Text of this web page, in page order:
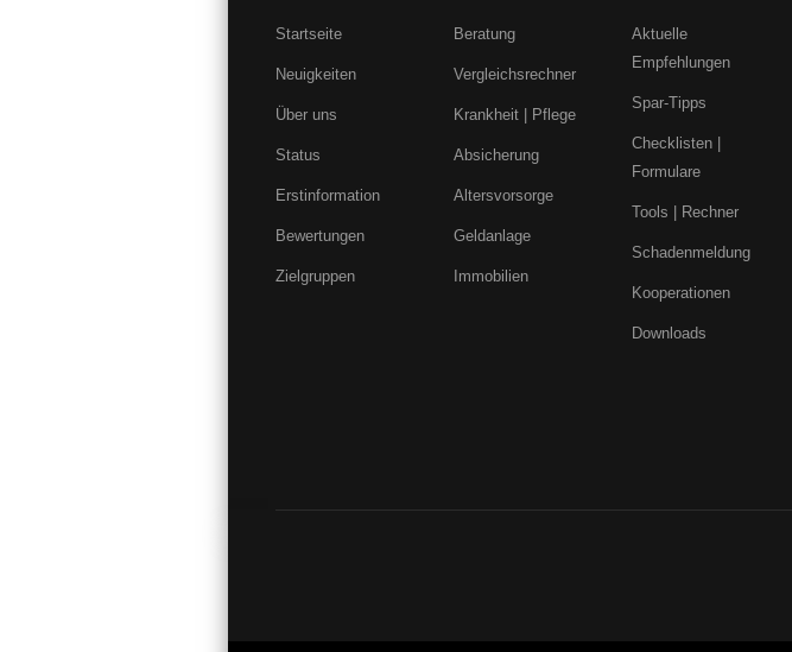
Startseite
Neuigkeiten
Über uns
Status
Erstinformation
Bewertungen
Zielgruppen
Beratung
Vergleichsrechner
Krankheit | Pflege
Absicherung
Altersvorsorge
Geldanlage
Immobilien
Aktuelle
Empfehlungen
Spar-Tipps
Checklisten |
Formulare
Tools | Rechner
Schadenmeldung
Kooperationen
Downloads